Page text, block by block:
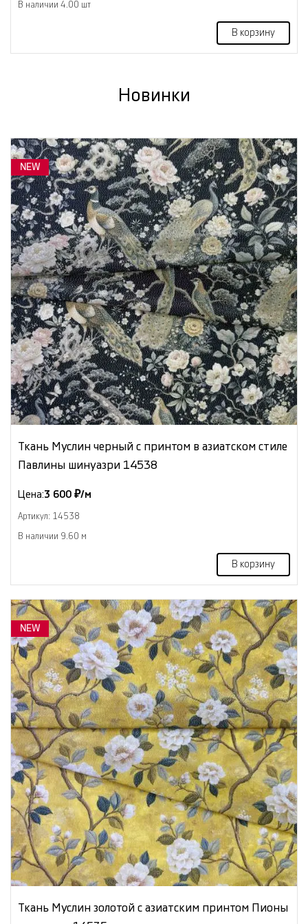
В наличии 4.00 шт
В корзину
Новинки
NEW
Ткань Муслин черный с принтом в азиатском стиле
Павлины шинуазри 14538
Цена:3 600 ₽/м
Артикул: 14538
В наличии 9.60 м
В корзину
NEW
Ткань Муслин золотой с азиатским принтом Пионы